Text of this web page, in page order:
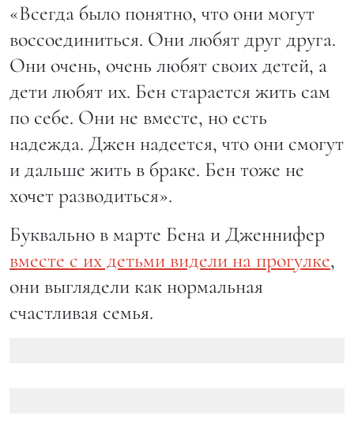
«Всегда было понятно, что они могут
воссоединиться. Они любят друг друга.
Они очень, очень любят своих детей, а
дети любят их. Бен старается жить сам
по себе. Они не вместе, но есть
надежда. Джен надеется, что они смогут
и дальше жить в браке. Бен тоже не
хочет разводиться».
Буквально в марте Бена и Дженнифер
вместе с их детьми видели на прогулке,
они выглядели как нормальная
счастливая семья.